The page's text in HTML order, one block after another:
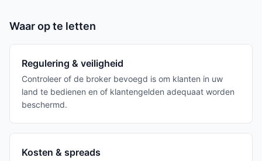
Waar op te letten
Regulering & veiligheid
Controleer of de broker bevoegd is om klanten in uw
land te bedienen en of klantengelden adequaat worden
beschermd.
Kosten & spreads